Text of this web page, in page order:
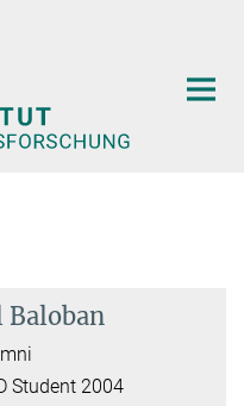
Student 2004